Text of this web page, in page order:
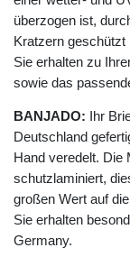
überzogen ist,
Kratzern geschützt
Sie erhalten zu
sowie das
BANJADO: Ihr
Deutschland
Hand veredelt. Die
schutzlaminiert,
großen Wert auf
Sie erhalten
Germany.